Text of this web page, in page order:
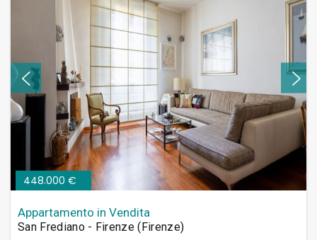
448.000 €
Appartamento in Vendita
San Frediano - Firenze (Firenze)